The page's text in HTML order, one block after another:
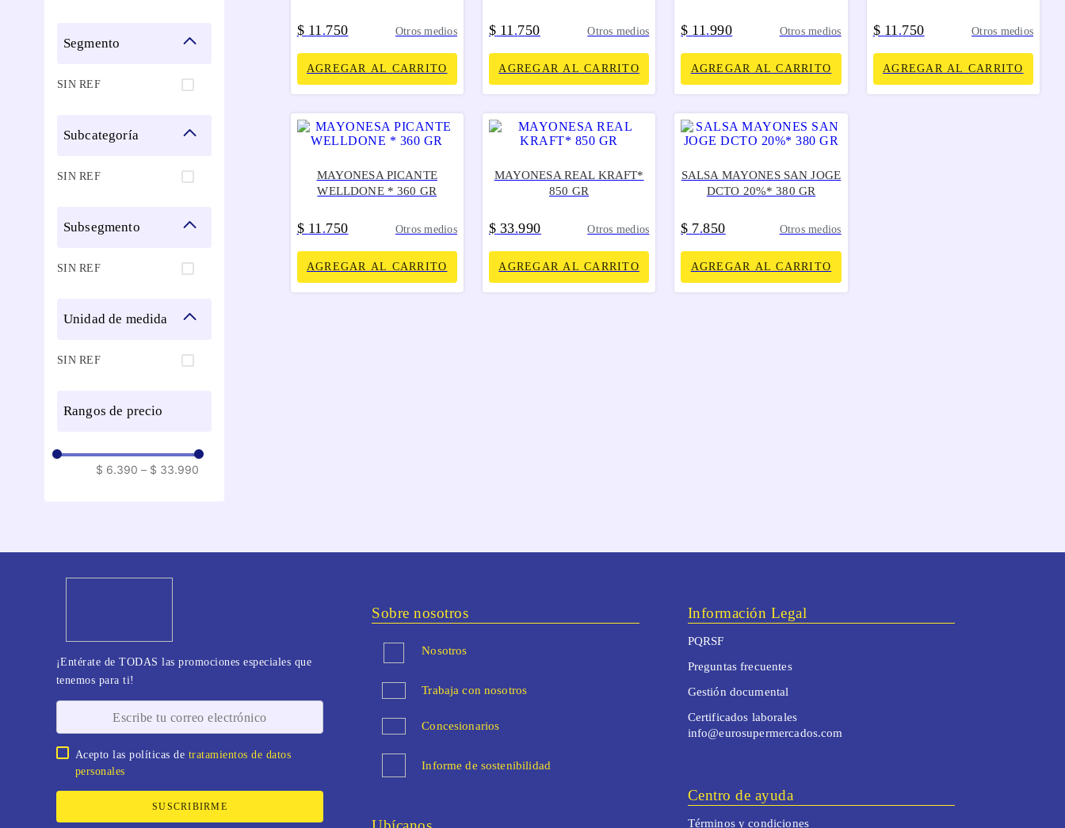
segmento
SIN REF
subcategoría
SIN REF
subsegmento
SIN REF
unidad de medida
SIN REF
rangos de precio
$ 6.390 – $ 33.990
$ 11 .750 Otros medios
AGREGAR AL CARRITO
$ 11 .750 Otros medios
AGREGAR AL CARRITO
$ 11 .990 Otros medios
AGREGAR AL CARRITO
$ 11 .750 Otros medios
AGREGAR AL CARRITO
MAYONESA PICANTE
WELLDONE * 360 GR
$ 11 .750 Otros medios
AGREGAR AL CARRITO
MAYONESA REAL KRAFT*
850 GR
$ 33.990 Otros medios
AGREGAR AL CARRITO
SALSA MAYONES SAN JOGE
DCTO 20%* 380 GR
$ 7.850 Otros medios
AGREGAR AL CARRITO
¡Entérate de TODAS las promociones especiales que
tenemos para ti!
Acepto las políticas de tratamientos de datos
personales
SUSCRIBIRME
Sobre nosotros
Nosotros
Trabaja con nosotros
Concesionarios
Informe de sostenibilidad
Información Legal
PQRSF
Preguntas frecuentes
Gestión documental
Certificados laborales
info@eurosupermercados.com
Centro de ayuda
Términos y condiciones